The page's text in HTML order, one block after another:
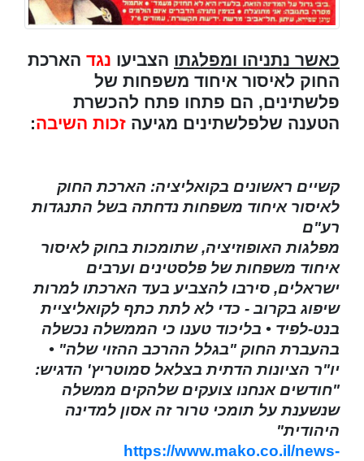
כאשר נתניהו ומפלגתו הצביעו נגד הארכת
החוק לאיסור איחוד משפחות של
פלשתינים, הם פתחו פתח להכשרת
הטענה שלפלשתינים מגיעה זכות השיבה:
קשיים ראשונים בקואליציה: הארכת החוק
לאיסור איחוד משפחות נדחתה בשל התנגדות
רע"ם
מפלגות האופוזיציה, שתומכות בחוק לאיסור
איחוד משפחות של פלסטינים וערבים
ישראלים, סירבו להצביע בעד הארכתו למרות
שיפוג בקרוב - כדי לא לתת כתף לקואליציית
בנט-לפיד • בליכוד טענו כי הממשלה נכשלה
בהעברת החוק "בגלל ההרכב ההזוי שלה" •
יו"ר הציונות הדתית בצלאל סמוטריץ' הדגיש:
"חודשים אנחנו צועקים שלהקים ממשלה
שנשענת על תומכי טרור זה אסון למדינה
היהודית"
https://www.mako.co.il/news-